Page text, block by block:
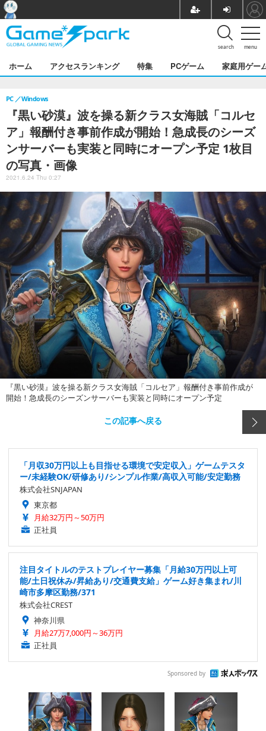
menu
search
ホーム アクセスランキング 特集 PCゲーム 家庭用ゲー
『黒い砂漠』波を操る新クラス女海賊「コルセ
ア」報酬付き事前作成が開始！急成長のシーズ
ンサーバーも実装と同時にオープン予定 1枚目
の写真・画像
PC Windows
2021.6.24 Thu 0:27
『黒い砂漠』波を操る新クラス女海賊「コルセア」報酬付き事前作成が
開始！急成長のシーズンサーバーも実装と同時にオープン予定
この記事へ戻る
「月収30万円以上も目指せる環境で安定収入」ゲームテスタ
ー/未経験OK/研修あり/シンプル作業/高収入可能/安定勤務
株式会社SNJAPAN
東京都
月給32万円～50万円
正社員
注目タイトルのテストプレイヤー募集「月給30万円以上可
能/土日祝休み/昇給あり/交通費支給」ゲーム好き集まれ/川
崎市多摩区勤務/371
株式会社CREST
神奈川県
月給27万7,000円～36万円
正社員
Sponsored by